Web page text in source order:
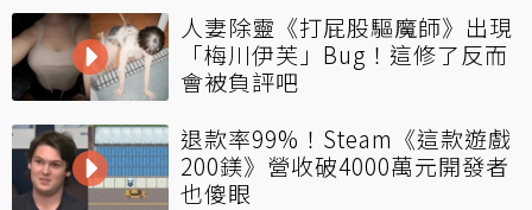
人妻除靈《打屁股驅魔師》出現
「梅川伊芙」Bug！這修了反而
會被負評吧
退款率99%！Steam《這款遊戲
200鎂》營收破4000萬元開發者
也傻眼